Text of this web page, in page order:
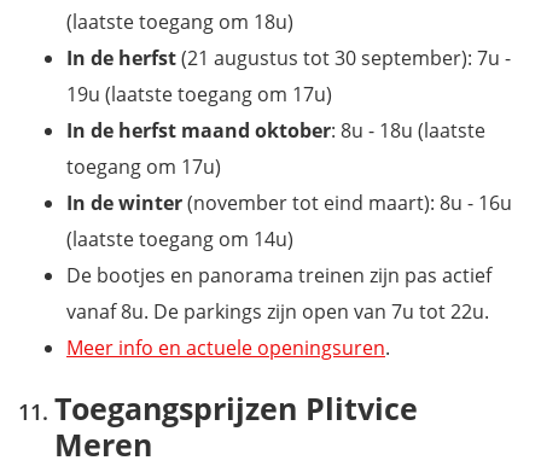
(laatste toegang om 18u)
In de herfst(21 augustus tot 30 september): 7u -
19u (laatste toegang om 17u)
In de herfst maand oktober: 8u - 18u (laatste
toegang om 17u)
In de winter(november tot eind maart): 8u - 16u
(laatste toegang om 14u)
De bootjes en panorama treinen zijn pas actief
vanaf 8u. De parkings zijn open van 7u tot 22u.
Meer info en actuele openingsuren.
Toegangsprijzen Plitvice
Meren